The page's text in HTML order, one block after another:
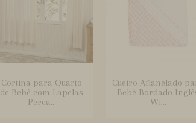
Cortina para Quarto
de Bebê com Lapelas
Perca...
Cueiro Aflanelado
Bebê Bordado
Wi...